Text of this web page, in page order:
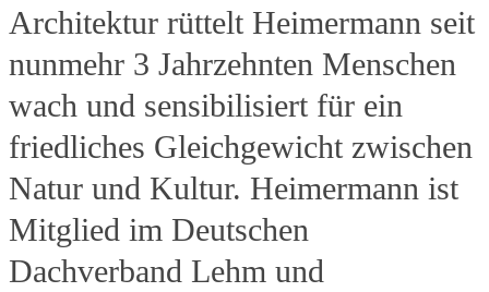
Architektur rüttelt Heimermann seit
nunmehr 3 Jahrzehnten Menschen
wach und sensibilisiert für ein
friedliches Gleichgewicht zwischen
Natur und Kultur. Heimermann ist
Mitglied im Deutschen
Dachverband Lehm und